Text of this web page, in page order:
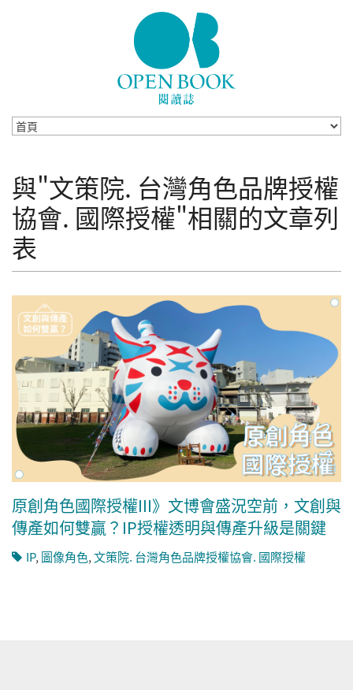
與"文策院. 台灣角色品牌授權
協會. 國際授權"相關的文章列
表
原創角色國際授權III》文博會盛況空前，文創與
傳產如何雙贏？IP授權透明與傳產升級是關鍵
IP,圖像角色,文策院. 台灣角色品牌授權協會. 國際授權